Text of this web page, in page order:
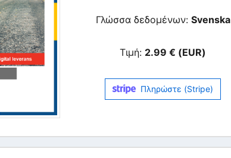
Γλώσσα δεδομένων: Svenska
Τιμή: 2.99 € (EUR)
Πληρώστε (Stripe)